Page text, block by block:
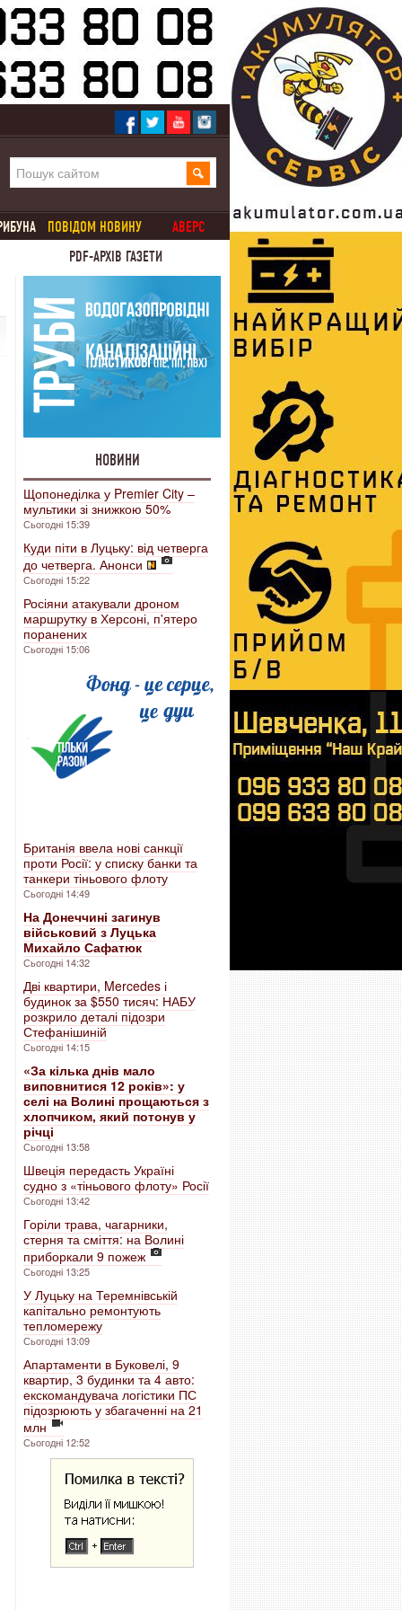
ПОВІДОМ НОВИНУ
АВЕРС
PDF-АРХІВ ГАЗЕТИ
НОВИНИ
Щопонеділка у Premier City –
мультики зі знижкою 50%
Сьогодні 15:39
Куди піти в Луцьку: від четверга
до четверга. Анонси
Сьогодні 15:22
Росіяни атакували дроном
маршрутку в Херсоні, п'ятеро
поранених
Сьогодні 15:06
Британія ввела нові санкції
проти Росії: у списку банки та
танкери тіньового флоту
Сьогодні 14:49
На Донеччині загинув
військовий з Луцька
Михайло Сафатюк
Сьогодні 14:32
Дві квартири, Mercedes і
будинок за $550 тисяч: НАБУ
розкрило деталі підозри
Стефанішиній
Сьогодні 14:15
«За кілька днів мало
виповнитися 12 років»: у
селі на Волині прощаються з
хлопчиком, який потонув у
річці
Сьогодні 13:58
Швеція передасть Україні
судно з «тіньового флоту» Росії
Сьогодні 13:42
Горіли трава, чагарники,
стерня та сміття: на Волині
приборкали 9 пожеж
Сьогодні 13:25
У Луцьку на Теремнівській
капітально ремонтують
тепломережу
Сьогодні 13:09
Апартаменти в Буковелі, 9
квартир, 3 будинки та 4 авто:
екскомандувача логістики ПС
підозрюють у збагаченні на 21
млн
Сьогодні 12:52